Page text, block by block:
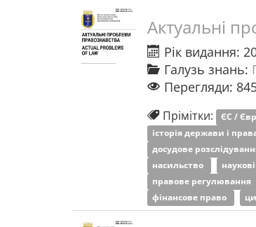
Актуальні
Рік видання:
Галузь знань:
Перегляди:
Прімітки: ЄС /
історія держави і
досудове
насильство
правове регулювання
фінансове право